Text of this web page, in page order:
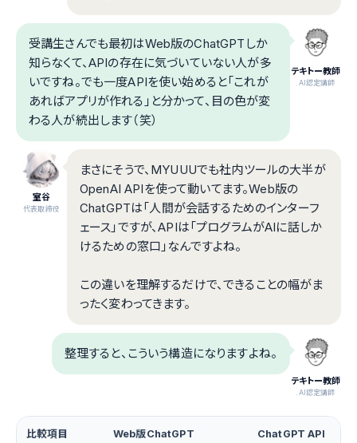
テキトー教師
.AI認定講師
受講生さんでも最初はWeb版のChatGPTしか
知らなくて、APIの存在に気づいていない人が多
いですね。でも一度APIを使い始めると「これが
あればアプリが作れる」と分かって、目の色が変
わる人が続出します（笑）
室谷
代表取締役
まさにそうで、MYUUUでも社内ツールの大半が
OpenAI APIを使って動いてます。Web版の
ChatGPTは「人間が会話するためのインターフ
ェース」ですが、APIは「プログラムがAIに話しか
けるための窓口」なんですよね。
この違いを理解するだけで、できることの幅がま
ったく変わってきます。
テキトー教師
.AI認定講師
整理すると、こういう構造になりますよね。
比較項目 Web版ChatGPT ChatGPT API